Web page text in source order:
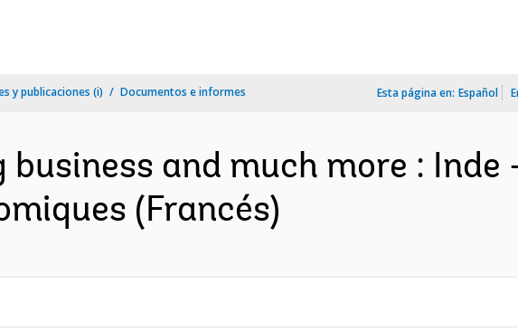
y publicaciones (i) Documentos e informes Esta página en: Español
business and much more : Inde
(Francés)